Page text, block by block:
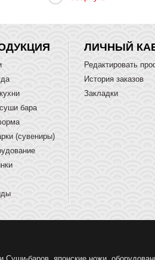
бара
(сувениры)
ЛИЧНЫЙ
Редактировать
История заказов
Закладки